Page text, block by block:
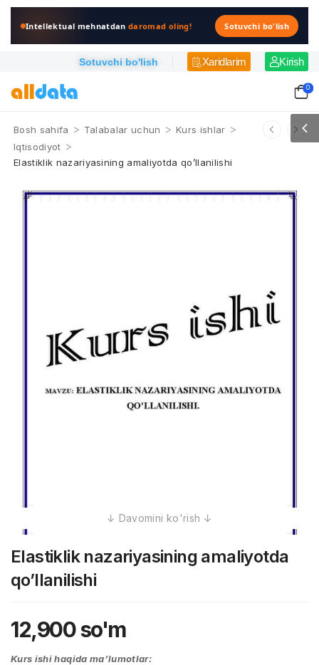
Intellektual mehnatdandaromad oling! Sotuvchi bo'lish
Sotuvchi bo'lish Xaridlarim Kirish
0
Bosh sahifa > Talabalar uchun > Kurs ishlar >
Iqtisodiyot >
Elastiklik nazariyasining amaliyotda qo’llanilishi
Elastiklik nazariyasining amaliyotda
qo’llanilishi
12,900so'm
Kurs ishi haqida ma’lumotlar: